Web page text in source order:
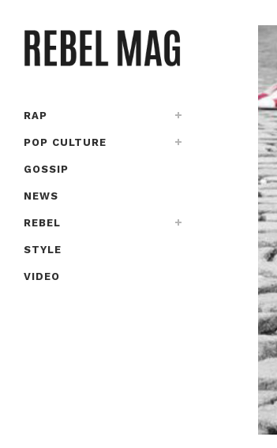
RAP
POP CULTURE
GOSSIP
NEWS
REBEL
STYLE
VIDEO